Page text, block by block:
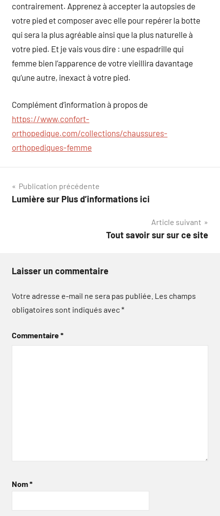
contrairement. Apprenez à accepter la autopsies de
votre pied et composer avec elle pour repérer la botte
qui sera la plus agréable ainsi que la plus naturelle à
votre pied. Et je vais vous dire : une espadrille qui
femme bien l’apparence de votre vieillira davantage
qu’une autre, inexact à votre pied.
Complément d’information à propos de
https://www.confort-
orthopedique.com/collections/chaussures-
orthopediques-femme
Navigation
de
Publication précédente
Lumière sur Plus d’informations ici
Article suivant
Tout savoir sur sur ce site
Laisser un commentaire
Votre adresse e-mail ne sera pas publiée. Les champs
obligatoires sont indiqués avec*
Commentaire*
Nom*